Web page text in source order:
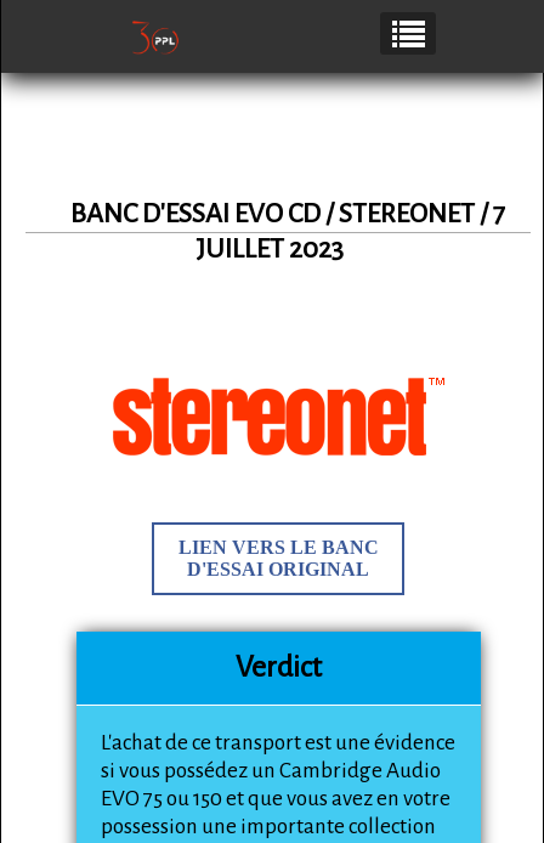
BANC D'ESSAI EVO CD / STEREONET / 7
JUILLET 2023
LIEN VERS LE BANC
D'ESSAI ORIGINAL
Verdict
L'achat de ce transport est une évidence
si vous possédez un Cambridge Audio
EVO 75 ou 150 et que vous avez en votre
possession une importante collection